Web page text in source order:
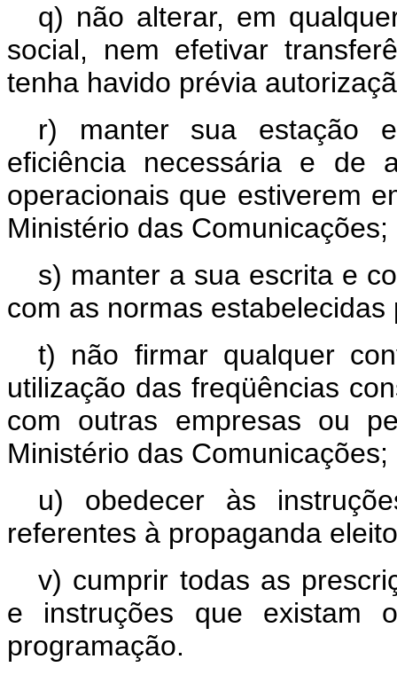
q) não alterar, em
social, nem efetivar
tenha havido prévia
r) manter sua estação
eficiência necessária e de
operacionais que estiverem
Ministério das Comunicações;
s) manter a sua escrita e
com as normas
t) não firmar qualquer
utilização das freqüências
com outras empresas ou
Ministério das Comunicações;
u) obedecer às
referentes à propaganda
v) cumprir todas as
e instruções que existam
programação.